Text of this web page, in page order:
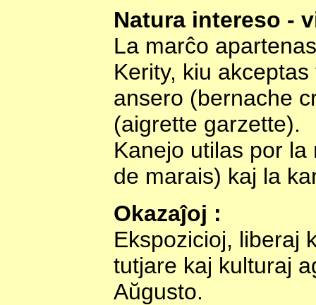
Natura intereso -
La marĉo
Kerity, kiu
ansero (bernache
(aigrette garzette).
Kanejo utilas por
de marais) kaj la
Okazaĵoj :
Ekspozicioj, liberaj
tutjare kaj kulturaj
Aŭgusto.